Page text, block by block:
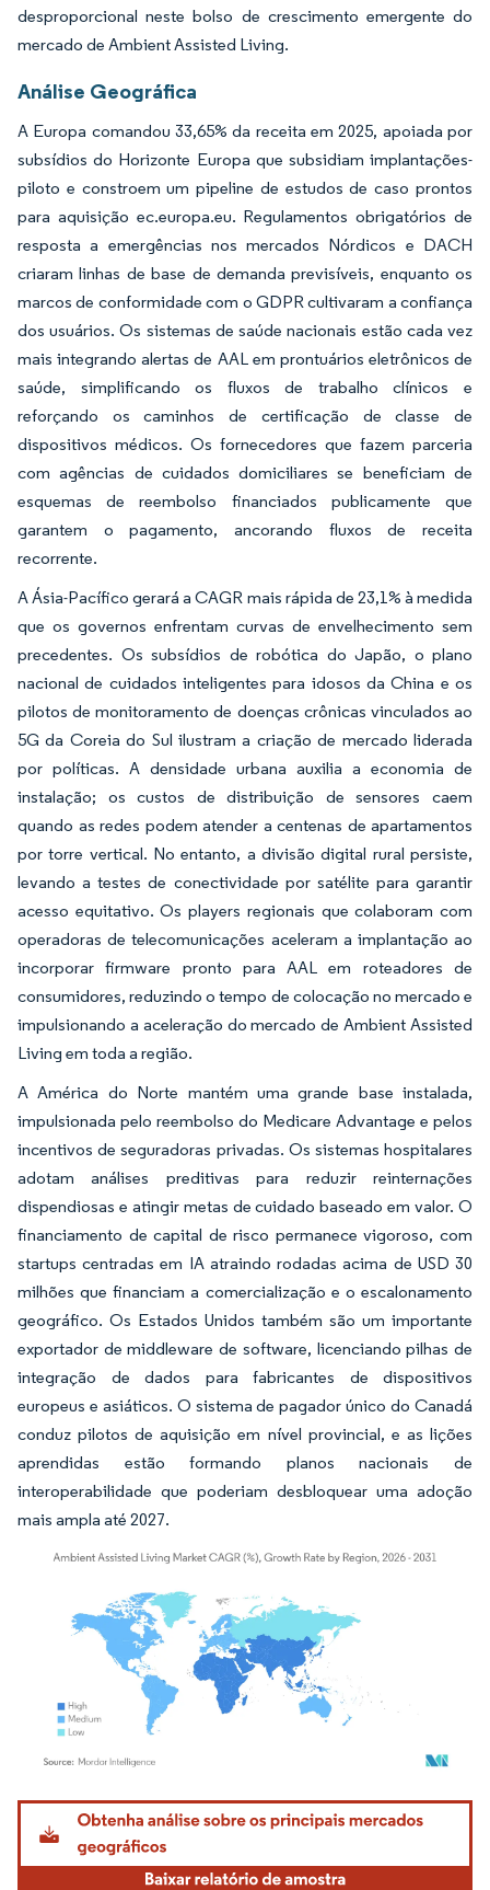
desproporcional neste bolso de crescimento emergente do
mercado de Ambient Assisted Living.
Análise Geográfica
A Europa comandou 33,65% da receita em 2025, apoiada por
subsídios do Horizonte Europa que subsidiam implantações-
piloto e constroem um pipeline de estudos de caso prontos
para aquisição ec.europa.eu. Regulamentos obrigatórios de
resposta a emergências nos mercados Nórdicos e DACH
criaram linhas de base de demanda previsíveis, enquanto os
marcos de conformidade com o GDPR cultivaram a confiança
dos usuários. Os sistemas de saúde nacionais estão cada vez
mais integrando alertas de AAL em prontuários eletrônicos de
saúde, simplificando os fluxos de trabalho clínicos e
reforçando os caminhos de certificação de classe de
dispositivos médicos. Os fornecedores que fazem parceria
com agências de cuidados domiciliares se beneficiam de
esquemas de reembolso financiados publicamente que
garantem o pagamento, ancorando fluxos de receita
recorrente.
A Ásia-Pacífico gerará a CAGR mais rápida de 23,1% à medida
que os governos enfrentam curvas de envelhecimento sem
precedentes. Os subsídios de robótica do Japão, o plano
nacional de cuidados inteligentes para idosos da China e os
pilotos de monitoramento de doenças crônicas vinculados ao
5G da Coreia do Sul ilustram a criação de mercado liderada
por políticas. A densidade urbana auxilia a economia de
instalação; os custos de distribuição de sensores caem
quando as redes podem atender a centenas de apartamentos
por torre vertical. No entanto, a divisão digital rural persiste,
levando a testes de conectividade por satélite para garantir
acesso equitativo. Os players regionais que colaboram com
operadoras de telecomunicações aceleram a implantação ao
incorporar firmware pronto para AAL em roteadores de
consumidores, reduzindo o tempo de colocação no mercado e
impulsionando a aceleração do mercado de Ambient Assisted
Living em toda a região.
A América do Norte mantém uma grande base instalada,
impulsionada pelo reembolso do Medicare Advantage e pelos
incentivos de seguradoras privadas. Os sistemas hospitalares
adotam análises preditivas para reduzir reinternações
dispendiosas e atingir metas de cuidado baseado em valor. O
financiamento de capital de risco permanece vigoroso, com
startups centradas em IA atraindo rodadas acima de USD 30
milhões que financiam a comercialização e o escalonamento
geográfico. Os Estados Unidos também são um importante
exportador de middleware de software, licenciando pilhas de
integração de dados para fabricantes de dispositivos
europeus e asiáticos. O sistema de pagador único do Canadá
conduz pilotos de aquisição em nível provincial, e as lições
aprendidas estão formando planos nacionais de
interoperabilidade que poderiam desbloquear uma adoção
mais ampla até 2027.
Imagem © Mordor Intelligence. O reuso requer atribuição conforme CC BY 4.0.